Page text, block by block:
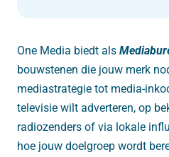
One Media biedt als
bouwstenen die jouw merk
mediastrategie tot media-
televisie wilt adverteren, op
radiozenders of via lokale
hoe jouw doelgroep wordt